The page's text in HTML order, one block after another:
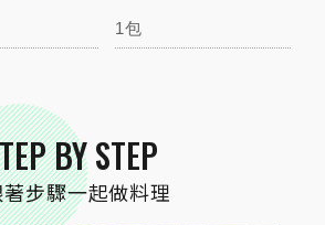
1包
BY STEP
步驟一起做料理
頭切末、蔥切段、高麗菜洗淨